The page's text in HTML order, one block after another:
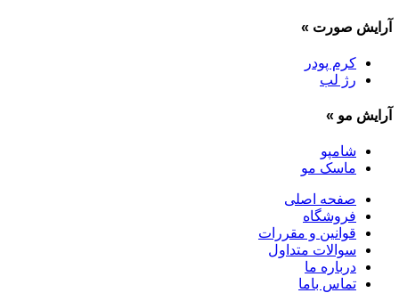
آرایش صورت »
کرم پودر
رژ لب
آرایش مو »
شامپو
ماسک مو
صفحه اصلی
فروشگاه
قوانین و مقررات
سوالات متداول
درباره ما
تماس باما